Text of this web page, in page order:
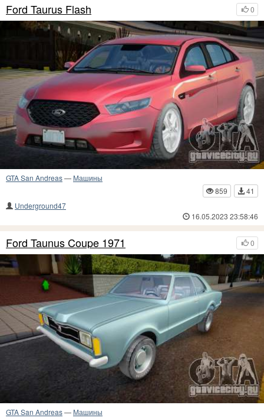
0
Ford Taurus Flash
GTA San Andreas— Машины
859
41
Underground47
16.05.2023 23:58:46
0
Ford Taunus Coupe 1971
GTA San Andreas— Машины